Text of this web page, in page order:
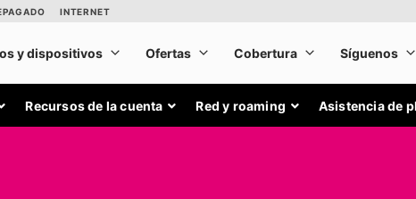
Recursos de la cuenta Red y roaming Asistencia de